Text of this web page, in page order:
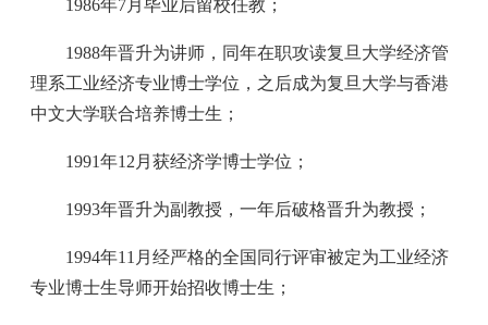
1986年7月毕业后留校任教；
1988年晋升为讲师，同年在职攻读复旦大学经济管
理系工业经济专业博士学位，之后成为复旦大学与香港
中文大学联合培养博士生；
1991年12月获经济学博士学位；
1993年晋升为副教授，一年后破格晋升为教授；
1994年11月经严格的全国同行评审被定为工业经济
专业博士生导师开始招收博士生；